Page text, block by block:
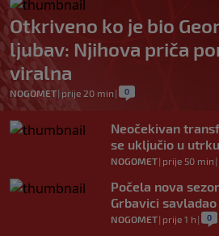
Otkriveno ko je bio
ljubav: Njihova priča
viralna
NOGOMET| prije 20 min | 0
Neočekivan
se uključio u
NOGOMET| prije 50 min |
Počela nova
Grbavici savladao
NOGOMET| prije 1 h | 0